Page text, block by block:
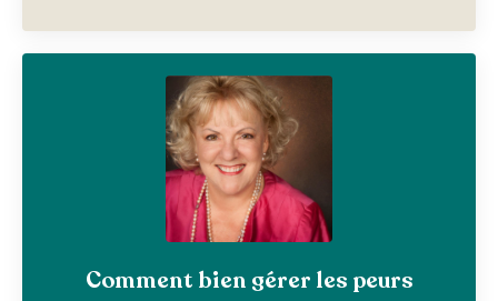
Comment bien gérer les peurs